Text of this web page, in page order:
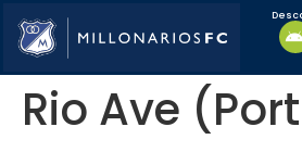
Rio Ave